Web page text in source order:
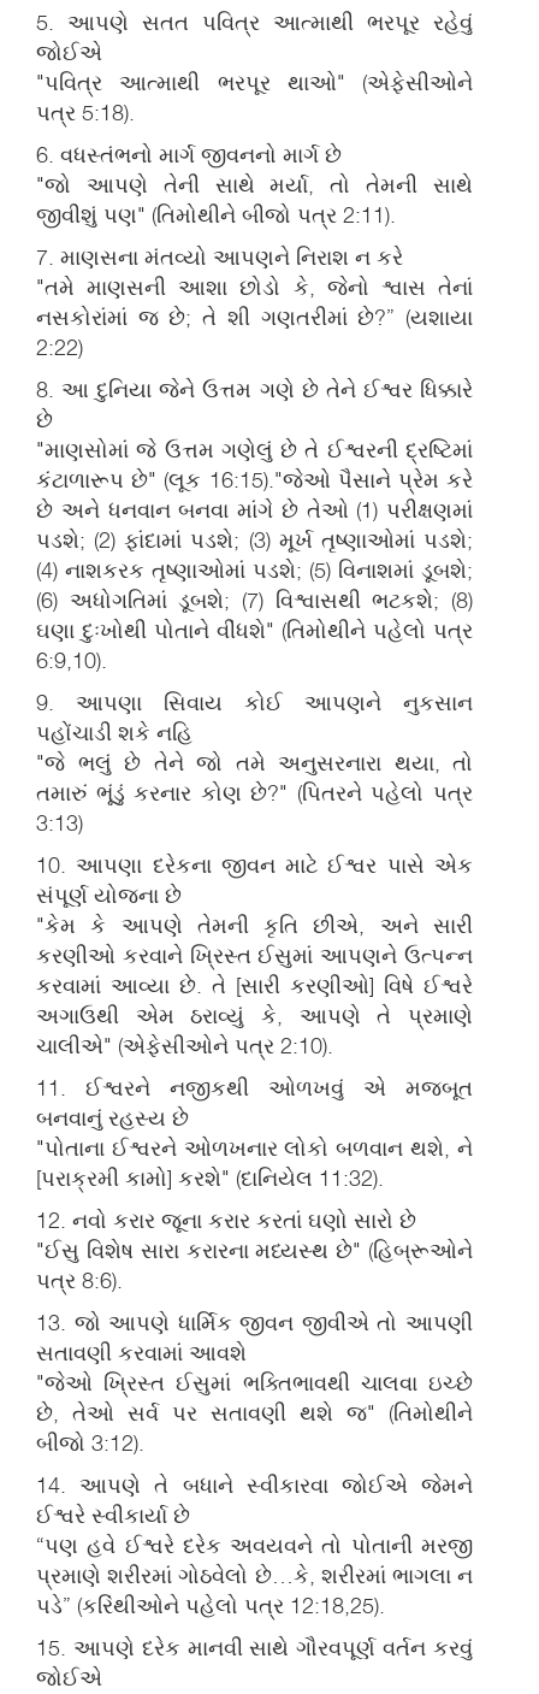
5. આપણે સતત પવિત્ર આત્માથી ભરપૂર રહેવું
જોઈએ
"પવિત્ર આત્માથી ભરપૂર થાઓ" (એફેસીઓને
પત્ર 5:18).
6. વધસ્તંભનો માર્ગ જીવનનો માર્ગ છે
"જો આપણે તેની સાથે મર્યા, તો તેમની સાથે
જીવીશું પણ" (તિમોથીને બીજો પત્ર 2:11).
7. માણસના મંતવ્યો આપણને નિરાશ ન કરે
"તમે માણસની આશા છોડો કે, જેનો શ્વાસ તેનાં
નસકોરાંમાં જ છે; તે શી ગણતરીમાં છે?” (યશાયા
2:22)
8. આ દુનિયા જેને ઉત્તમ ગણે છે તેને ઈશ્વર ધિક્કારે
છે
"માણસોમાં જે ઉત્તમ ગણેલું છે તે ઈશ્વરની દ્રષ્ટિમાં
કંટાળારૂપ છે" (લૂક 16:15)."જેઓ પૈસાને પ્રેમ કરે
છે અને ધનવાન બનવા માંગે છે તેઓ (1) પરીક્ષણમાં
પડશે; (2) ફાંદામાં પડશે; (3) મૂર્ખ તૃષ્ણાઓમાં પડશે;
(4) નાશકરક તૃષ્ણાઓમાં પડશે; (5) વિનાશમાં ડૂબશે;
(6) અધોગતિમાં ડૂબશે; (7) વિશ્વાસથી ભટકશે; (8)
ઘણા દુઃખોથી પોતાને વીંધશે" (તિમોથીને પહેલો પત્ર
6:9,10).
9. આપણા સિવાય કોઈ આપણને નુકસાન
પહોંચાડી શકે નહિ
"જે ભલું છે તેને જો તમે અનુસરનારા થયા, તો
તમારું ભૂંડું કરનાર કોણ છે?" (પિતરને પહેલો પત્ર
3:13)
10. આપણા દરેકના જીવન માટે ઈશ્વર પાસે એક
સંપૂર્ણ યોજના છે
"કેમ કે આપણે તેમની કૃતિ છીએ, અને સારી
કરણીઓ કરવાને ખ્રિસ્ત ઈસુમાં આપણને ઉત્પન્‍ન
કરવામાં આવ્યા છે. તે [સારી કરણીઓ] વિષે ઈશ્વરે
અગાઉથી એમ ઠરાવ્યું કે, આપણે તે પ્રમાણે
ચાલીએ" (એફેસીઓને પત્ર 2:10).
11. ઈશ્વરને નજીકથી ઓળખવું એ મજબૂત
બનવાનું રહસ્ય છે
"પોતાના ઈશ્વરને ઓળખનાર લોકો બળવાન થશે, ને
[પરાક્રમી કામો] કરશે" (દાનિયેલ 11:32).
12. નવો કરાર જૂના કરાર કરતાં ઘણો સારો છે
"ઈસુ વિશેષ સારા કરારના મધ્યસ્થ છે" (હિબ્રૂઓને
પત્ર 8:6).
13. જો આપણે ધાર્મિક જીવન જીવીએ તો આપણી
સતાવણી કરવામાં આવશે
"જેઓ ખ્રિસ્ત ઈસુમાં ભક્તિભાવથી ચાલવા ઇચ્છે
છે, તેઓ સર્વ પર સતાવણી થશે જ" (તિમોથીને
બીજો 3:12).
14. આપણે તે બધાને સ્વીકારવા જોઈએ જેમને
ઈશ્વરે સ્વીકાર્યા છે
“પણ હવે ઈશ્વરે દરેક અવયવને તો પોતાની મરજી
પ્રમાણે શરીરમાં ગોઠવેલો છે…કે, શરીરમાં ભાગલા ન
પડે” (કરિંથીઓને પહેલો પત્ર 12:18,25).
15. આપણે દરેક માનવી સાથે ગૌરવપૂર્ણ વર્તન કરવું
જોઈએ